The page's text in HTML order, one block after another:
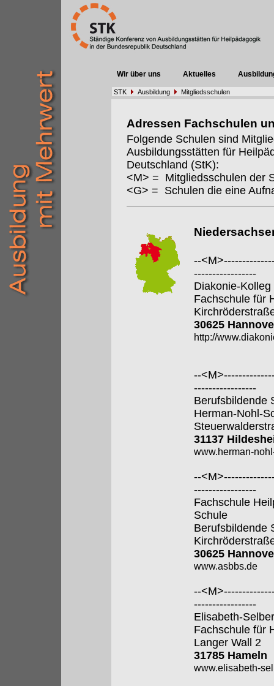
Wir über uns Aktuelles
STK Ausbildung Mitgliedsschulen
Adressen Fachschulen
Folgende Schulen sind
Ausbildungsstätten für
Deutschland (StK):
<M> = Mitgliedsschulen der
<G> = Schulen die eine
--
-----------------
Diakonie-
Fachschule für
30625
http://
--
-----------------
Berufsbildende
Herman-Nohl-
31137
www.herman-
--
-----------------
Fachschule
Schule
Berufsbildende
30625
www.asbbs.de
--
-----------------
Elisabeth-
Fachschule für
Langer Wall 2
31785 Hameln
www.elisabeth-